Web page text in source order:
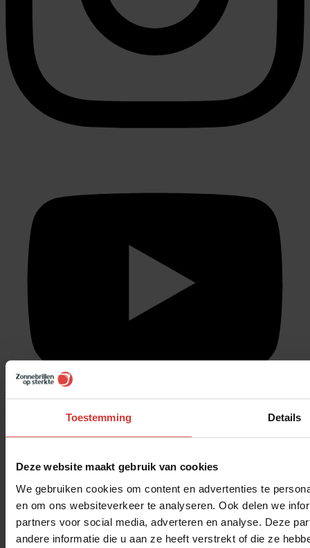
Toestemming Details
Deze website maakt gebruik van cookies
We gebruiken cookies om content en advertenties te
en om ons websiteverkeer te analyseren. Ook delen we
partners voor social media, adverteren en analyse. Deze
andere informatie die u aan ze heeft verstrekt of die ze